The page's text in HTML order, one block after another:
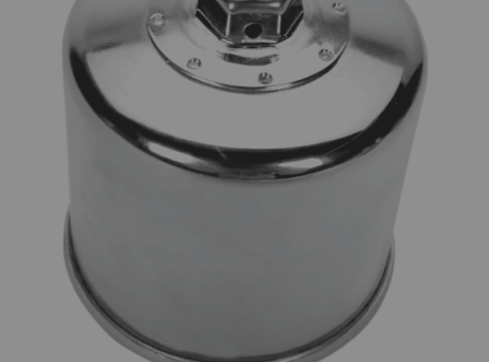
галерията
изображенията